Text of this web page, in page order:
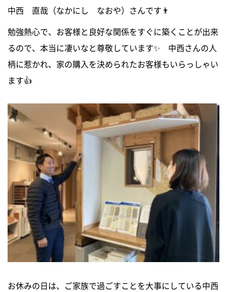
中西 直哉（なかにし なおや）さんです👨
勉強熱心で、お客様と良好な関係をすぐに築くことが出来
るので、本当に凄いなと尊敬しています✨ 中西さんの人
柄に惹かれ、家の購入を決められたお客様もいらっしゃい
ます👍
お休みの日は、ご家族で過ごすことを大事にしている中西